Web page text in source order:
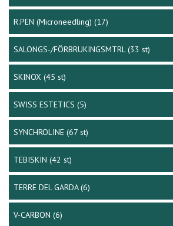
R.PEN (Microneedling)(17)
SALONGS-/FÖRBRUKINGSMTRL (33 st)
SKINOX (45 st)
SWISS ESTETICS(5)
SYNCHROLINE (67 st)
TEBISKIN (42 st)
TERRE DEL GARDA(6)
V-CARBON(6)